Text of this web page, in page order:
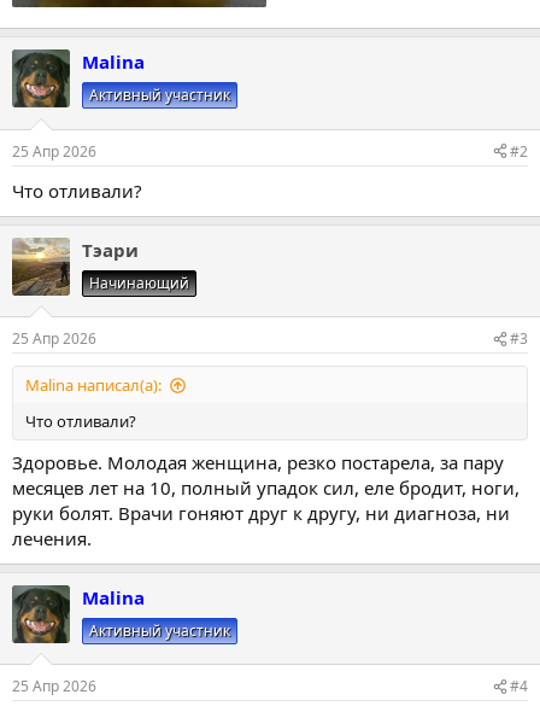
Malina
Активный участник
25 Апр 2026 #2
Что отливали?
Тэари
Начинающий
25 Апр 2026 #3
Malina написал(а):
Что отливали?
Здоровье. Молодая женщина, резко постарела, за пару
месяцев лет на 10, полный упадок сил, еле бродит, ноги,
руки болят. Врачи гоняют друг к другу, ни диагноза, ни
лечения.
Malina
Активный участник
25 Апр 2026 #4